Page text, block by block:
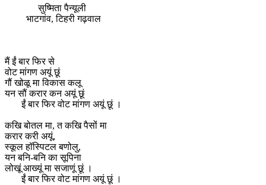
सुष्मिता पैन्यूली
भाटगांव, टिहरी गढ़वाल
मैं ईं बार फिर से
वोट मांगण अयूं छूं
गौं खोळू मा विकास कलू
यन सौं करार कन अयूं छूं
ईं बार फिर वोट मांगण अयूं छूं ।
कखि बोतल मा, त कखि पैसों मा
करार करी अयूं,
स्कूल हॉस्पिटल बणोलु,
यन बनि-बनि का सूपिना
लोखूं आख्यूं मा सजाणूं छूं ।
ईं बार फिर वोट मांगण अयूं छूं ।